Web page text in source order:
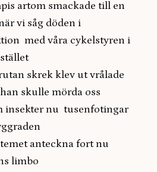
artom smackade till en
vi såg döden i
med våra cykelstyren i
skrek klev ut vrålade
skulle mörda oss
insekter nu tusenfotingar
anteckna fort nu
limbo